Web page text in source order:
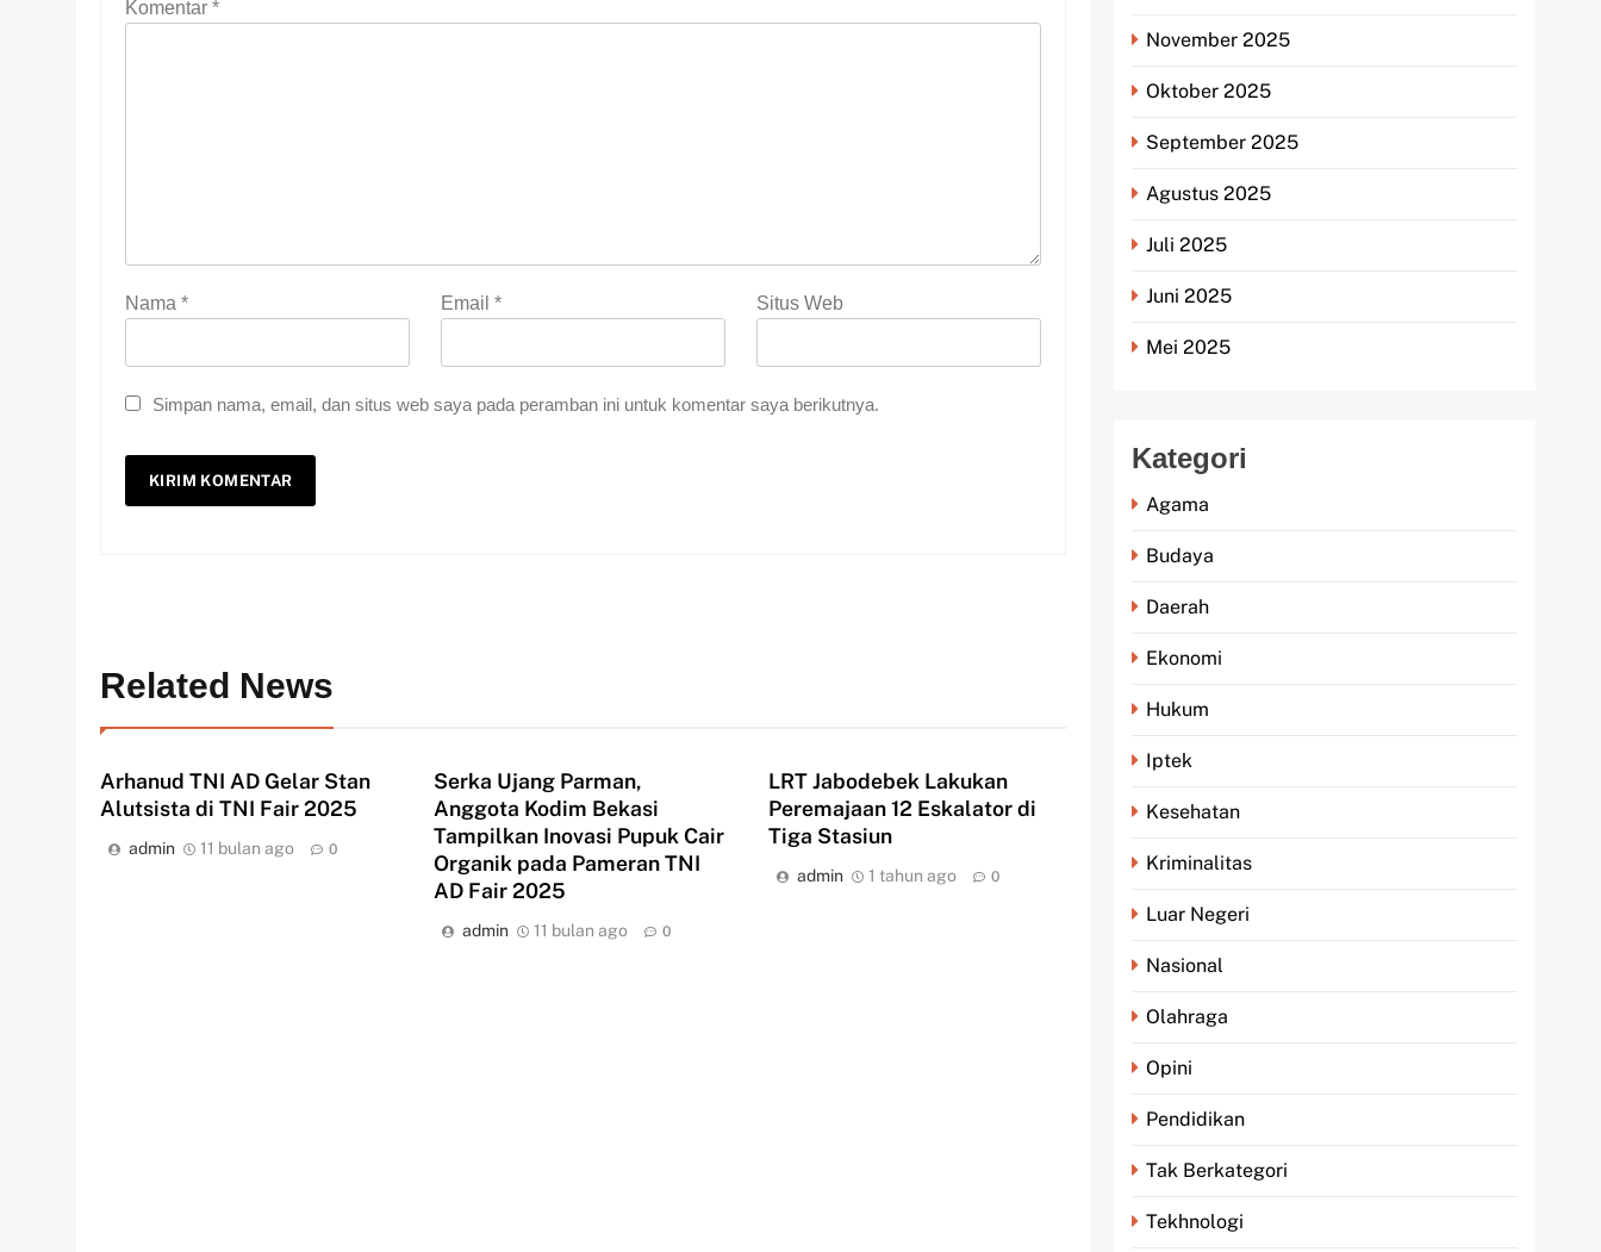
Komentar *
Nama * Email* Situs Web
Simpan nama, email, dan situs web saya pada peramban ini untuk komentar saya berikutnya.
Related News
Arhanud TNI AD Gelar Stan
Alutsista di TNI Fair 2025
admin 11 bulan ago 0
Serka Ujang Parman,
Anggota Kodim Bekasi
Tampilkan Inovasi Pupuk Cair
Organik pada Pameran TNI
AD Fair 2025
admin 11 bulan ago 0
LRT Jabodebek Lakukan
Peremajaan 12 Eskalator di
Tiga Stasiun
admin 1 tahun ago 0
November 2025
Oktober 2025
September 2025
Agustus 2025
Juli 2025
Juni 2025
Mei 2025
Kategori
Agama
Budaya
Daerah
Ekonomi
Hukum
Iptek
Kesehatan
Kriminalitas
Luar Negeri
Nasional
Olahraga
Opini
Pendidikan
Tak Berkategori
Tekhnologi